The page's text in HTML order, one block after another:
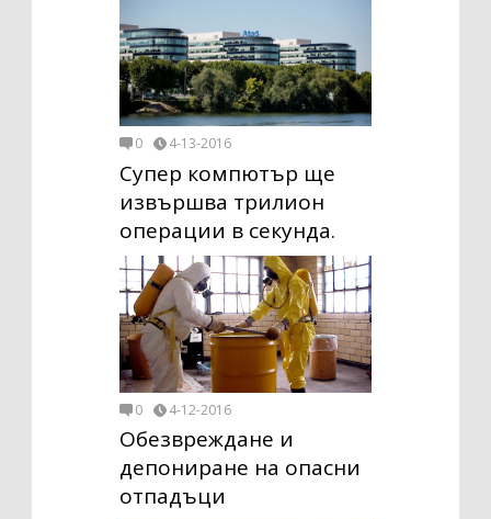
0 4-13-2016
Супер компютър ще
извършва трилион
операции в секунда.
0 4-12-2016
Обезвреждане и
депониране на опасни
отпадъци